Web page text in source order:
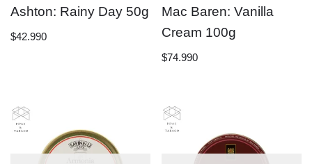
Ashton: Rainy Day 50g
$42.990
Mac Baren: Vanilla
Cream 100g
$74.990